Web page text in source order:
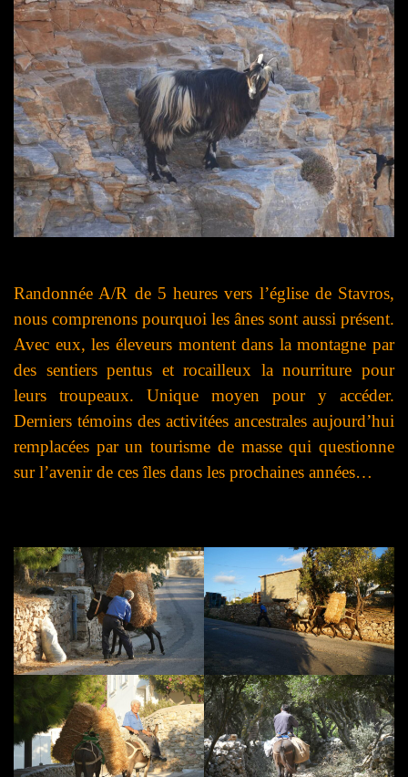
Randonnée A/R de 5 heures vers l’église de Stavros,
nous comprenons pourquoi les ânes sont aussi présent.
Avec eux, les éleveurs montent dans la montagne par
des sentiers pentus et rocailleux la nourriture pour
leurs troupeaux. Unique moyen pour y accéder.
Derniers témoins des activitées ancestrales aujourd’hui
remplacées par un tourisme de masse qui questionne
sur l’avenir de ces îles dans les prochaines années…